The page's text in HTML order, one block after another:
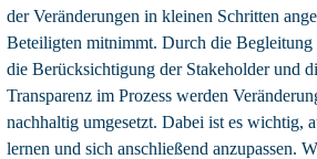
der Veränderungen in kleinen Schritten
Beteiligten mitnimmt. Durch die Begleitung
die Berücksichtigung der Stakeholder und
Transparenz im Prozess werden
nachhaltig umgesetzt. Dabei ist es wichtig,
lernen und sich anschließend anzupassen.